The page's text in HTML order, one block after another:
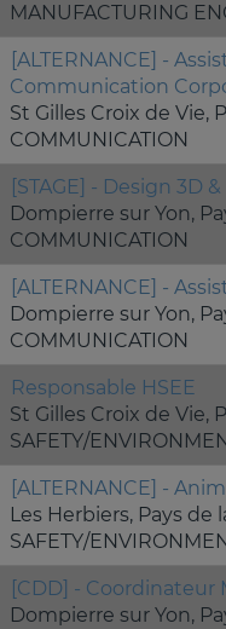
MANUFACTURING
[ALTERNANCE] -
Communication
St Gilles Croix de Vie,
COMMUNICATION
[STAGE] - Design 3D
Dompierre sur Yon,
COMMUNICATION
[ALTERNANCE] -
Dompierre sur Yon,
COMMUNICATION
Responsable HSEE
St Gilles Croix de Vie,
SAFETY/
[ALTERNANCE] -
Les Herbiers, Pays de
SAFETY/
[CDD] - Coordinateur
Dompierre sur Yon,